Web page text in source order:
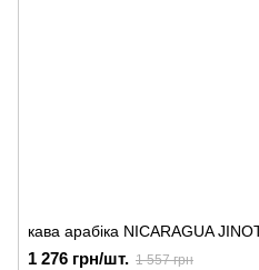
кава арабіка NICARAGUA
1 276 грн/шт. 1 557 грн